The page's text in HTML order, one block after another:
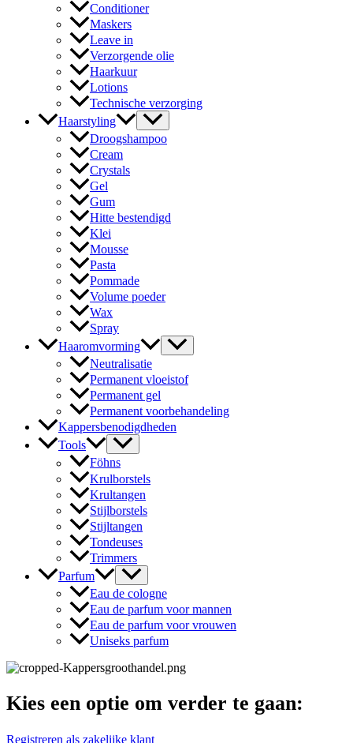
Conditioner
Maskers
Leave in
Verzorgende olie
Haarkuur
Lotions
Technische verzorging
Haarstyling
Droogshampoo
Cream
Crystals
Gel
Gum
Hitte bestendigd
Klei
Mousse
Pasta
Pommade
Volume poeder
Wax
Spray
Haaromvorming
Neutralisatie
Permanent vloeistof
Permanent gel
Permanent voorbehandeling
Kappersbenodigdheden
Tools
Föhns
Krulborstels
Krultangen
Stijlborstels
Stijltangen
Tondeuses
Trimmers
Parfum
Eau de cologne
Eau de parfum voor mannen
Eau de parfum voor vrouwen
Uniseks parfum
Kies een optie om verder te gaan:
Registreren als zakelijke klant